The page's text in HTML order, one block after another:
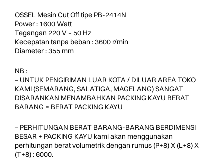
OSSEL Mesin Cut Off tipe PB-2414N
Power : 1600 Watt
Tegangan 220 V – 50 Hz
Kecepatan tanpa beban : 3600 r/min
Diameter : 355 mm
NB :
– UNTUK PENGIRIMAN LUAR KOTA / DILUAR AREA TOKO
KAMI (SEMARANG, SALATIGA, MAGELANG) SANGAT
DISARANKAN MENAMBAHKAN PACKING KAYU BERAT
BARANG = BERAT PACKING KAYU
– PERHITUNGAN BERAT BARANG-BARANG BERDIMENSI
BESAR + PACKING KAYU kami akan menggunakan
perhitungan berat volumetrik dengan rumus (P+8) X (L+8) X
(T+8) : 6000.